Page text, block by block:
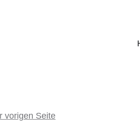
vorigen Seite